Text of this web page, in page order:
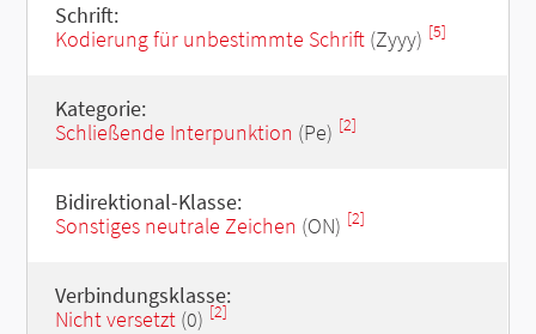
Schrift:
Kodierung für unbestimmte Schrift(Zyyy) [5]
Kategorie:
Schließende Interpunktion (Pe) [2]
Bidirektional-Klasse:
Sonstiges neutrale Zeichen (ON) [2]
Verbindungsklasse:
Nicht versetzt(0) [2]